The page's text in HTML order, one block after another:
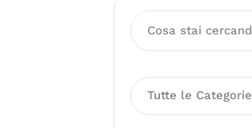
Tutte le Categorie